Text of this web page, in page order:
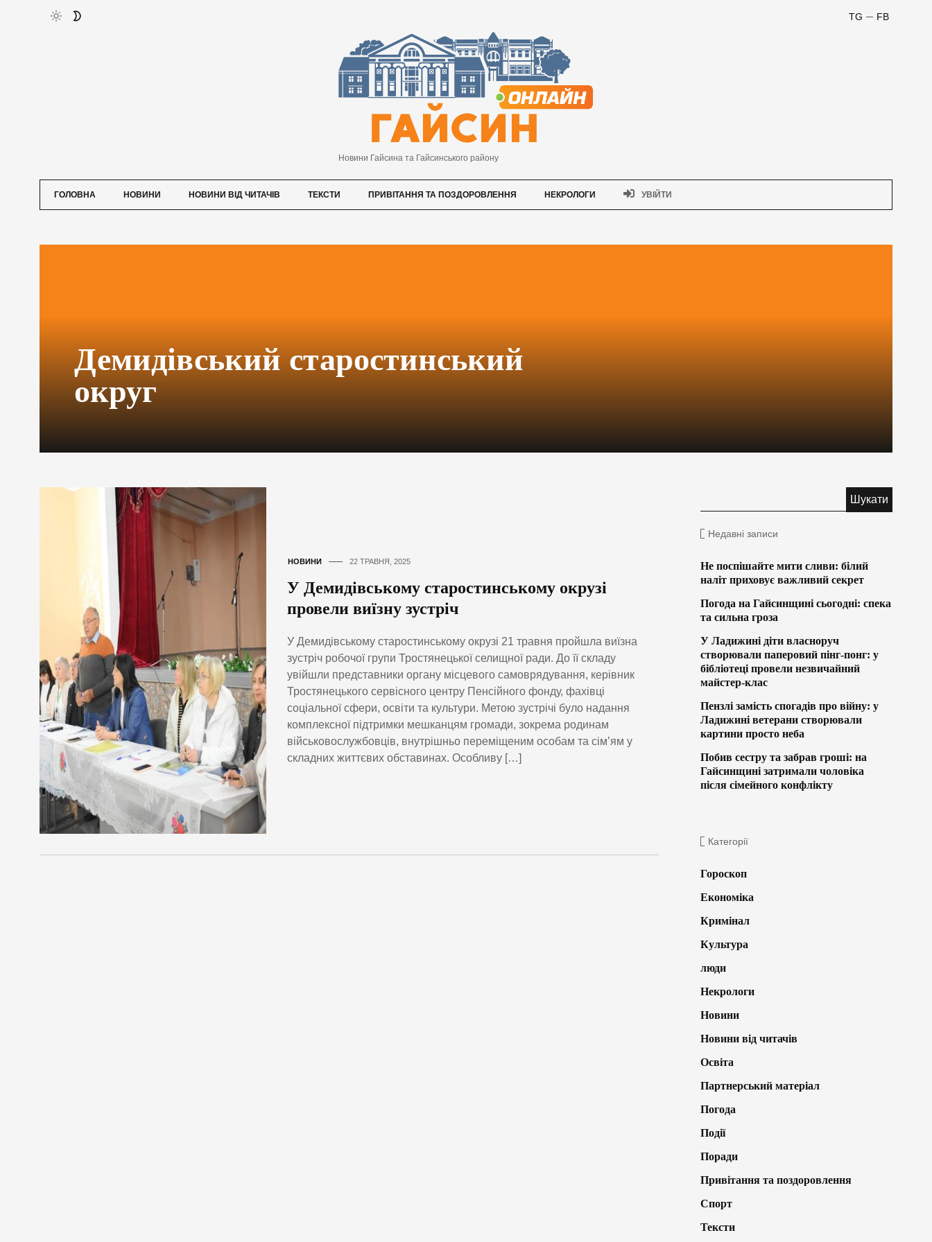
FB
TG
Новини Гайсина та Гайсинського району
ГОЛОВНА НОВИНИ НОВИНИ ВІД ЧИТАЧІВ ТЕКСТИ ПРИВІТАННЯ ТА ПОЗДОРОВЛЕННЯ НЕКРОЛОГИ УВІЙТИ
Демидівський старостинський
округ
НОВИНИ 22 ТРАВНЯ, 2025
У Демидівському старостинському окрузі
провели виїзну зустріч
У Демидівському старостинському окрузі 21 травня пройшла виїзна
зустріч робочої групи Тростянецької селищної ради. До її складу
увійшли представники органу місцевого самоврядування, керівник
Тростянецького сервісного центру Пенсійного фонду, фахівці
соціальної сфери, освіти та культури. Метою зустрічі було надання
комплексної підтримки мешканцям громади, зокрема родинам
військовослужбовців, внутрішньо переміщеним особам та сім’ям у
складних життєвих обставинах. Особливу […]
Недавні записи
Не поспішайте мити сливи: білий
наліт приховує важливий секрет
Погода на Гайсинщині сьогодні: спека
та сильна гроза
У Ладижині діти власноруч
створювали паперовий пінг-понг: у
бібліотеці провели незвичайний
майстер-клас
Пензлі замість спогадів про війну: у
Ладижині ветерани створювали
картини просто неба
Побив сестру та забрав гроші: на
Гайсинщині затримали чоловіка
після сімейного конфлікту
Категорії
Гороскоп
Економіка
Кримінал
Культура
люди
Некрологи
Новини
Новини від читачів
Освіта
Партнерський матеріал
Погода
Події
Поради
Привітання та поздоровлення
Спорт
Тексти